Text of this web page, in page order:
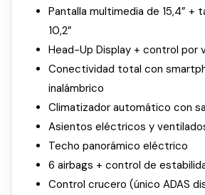
Pantalla multimedia de 15,4” +
10,2”
Head-Up Display + control por
Conectividad total con
inalámbrico
Climatizador automático con
Asientos eléctricos y
Techo panorámico eléctrico
6 airbags + control de
Control crucero (único ADAS